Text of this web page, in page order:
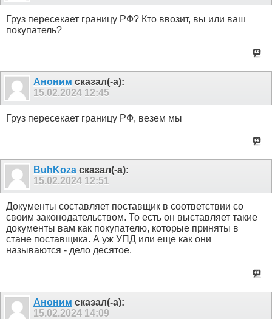
Груз пересекает границу РФ? Кто ввозит, вы или ваш
покупатель?
Аноним сказал(-а):
15.02.2024 12:45
Груз пересекает границу РФ, везем мы
BuhKoza сказал(-а):
15.02.2024 12:51
Документы составляет поставщик в соответствии со
своим законодательством. То есть он выставляет такие
документы вам как покупателю, которые приняты в
стане поставщика. А уж УПД или еще как они
называются - дело десятое.
Аноним сказал(-а):
15.02.2024 14:09